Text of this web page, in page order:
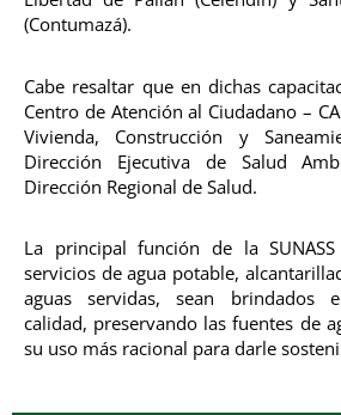
(Contumazá).
Cabe resaltar que en dichas
Centro de Atención al Ciudadano –
Vivienda, Construcción y
Dirección Ejecutiva de Salud
Dirección Regional de Salud.
La principal función de la
servicios de agua potable,
aguas servidas, sean brindados
calidad, preservando las fuentes de
su uso más racional para darle